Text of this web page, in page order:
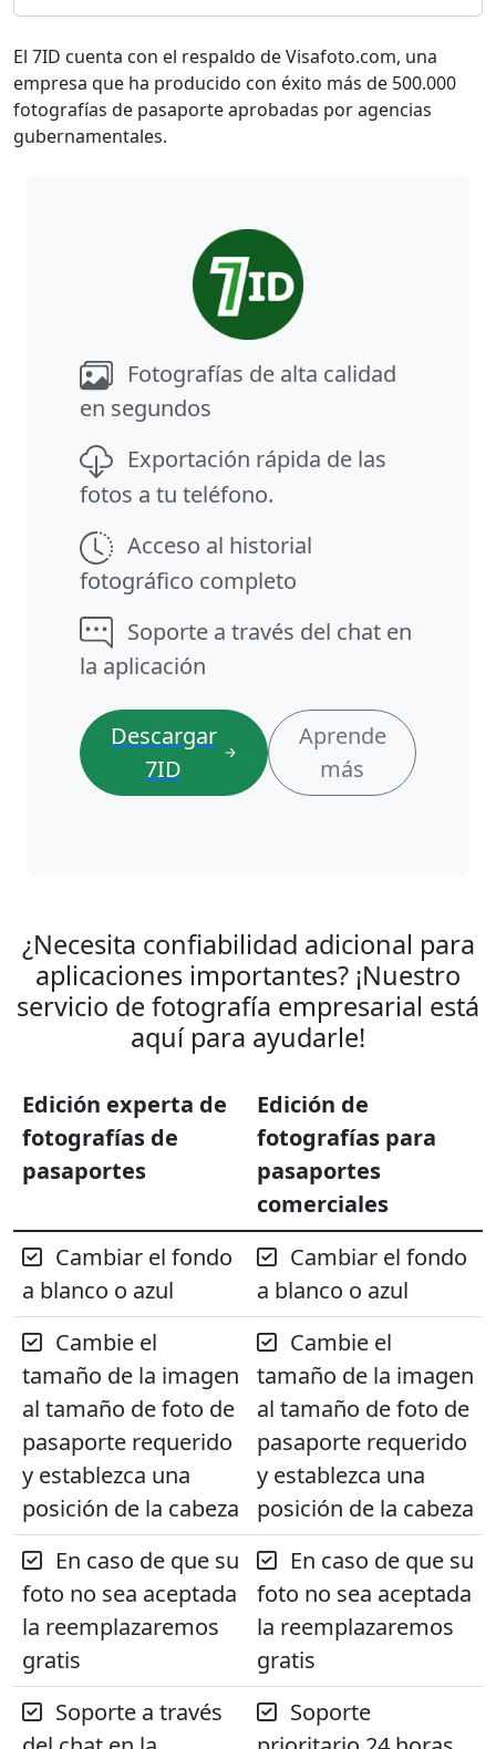
El 7ID cuenta con el respaldo de Visafoto.com, una
empresa que ha producido con éxito más de 500.000
fotografías de pasaporte aprobadas por agencias
gubernamentales.
Fotografías de alta calidad
en segundos
Exportación rápida de las
fotos a tu teléfono.
Acceso al historial
fotográfico completo
Soporte a través del chat en
la aplicación
Descargar
7ID
Aprende
más
¿Necesita confiabilidad adicional para
aplicaciones importantes? ¡Nuestro
servicio de fotografía empresarial está
aquí para ayudarle!
Edición experta de
fotografías de
pasaportes
Edición de
fotografías para
pasaportes
comerciales
Cambiar el fondo
a blanco o azul
Cambiar el fondo
a blanco o azul
Cambie el
tamaño de la imagen
al tamaño de foto de
pasaporte requerido
y establezca una
posición de la cabeza
Cambie el
tamaño de la imagen
al tamaño de foto de
pasaporte requerido
y establezca una
posición de la cabeza
En caso de que su
foto no sea aceptada
la reemplazaremos
gratis
En caso de que su
foto no sea aceptada
la reemplazaremos
gratis
Soporte a través
Soporte